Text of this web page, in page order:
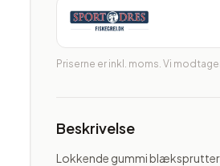
Priserne er inkl. moms. Vi
Beskrivelse
Lokkende gummi blæksprutter